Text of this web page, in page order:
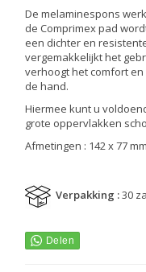
De melaminespons
de Comprimex pad
een dichter en
vergemakkelijkt het
verhoogt het comfort
de hand.
Hiermee kunt u
grote oppervlakken
Afmetingen : 142 x 77 mm
Verpakking :30